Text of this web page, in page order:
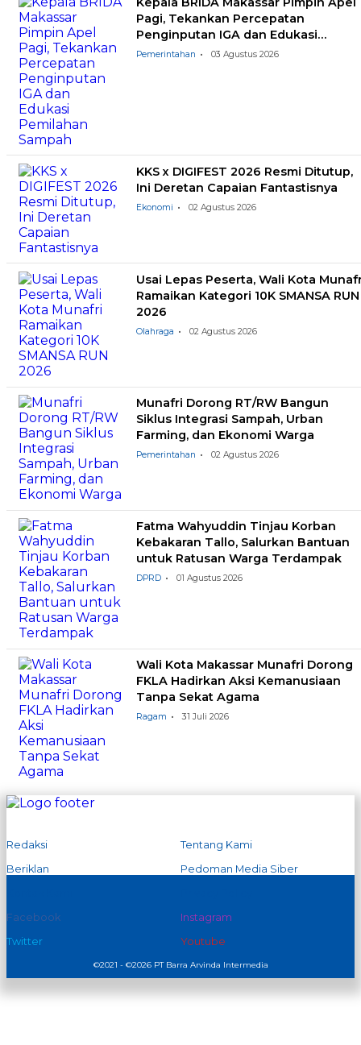
Pagi, Tekankan Percepatan
Penginputan IGA dan Edukasi
Pemilahan Sampah
Pemerintahan 03 Agustus 2026
KKS x DIGIFEST 2026 Resmi Ditutup,
Ini Deretan Capaian Fantastisnya
Ekonomi 02 Agustus 2026
Usai Lepas Peserta, Wali Kota
Ramaikan Kategori 10K SMANSA RUN
2026
Olahraga 02 Agustus 2026
Munafri Dorong RT/RW Bangun
Siklus Integrasi Sampah, Urban
Farming, dan Ekonomi Warga
Pemerintahan 02 Agustus 2026
Fatma Wahyuddin Tinjau Korban
Kebakaran Tallo, Salurkan Bantuan
untuk Ratusan Warga Terdampak
DPRD 01 Agustus 2026
Wali Kota Makassar Munafri Dorong
FKLA Hadirkan Aksi Kemanusiaan
Tanpa Sekat Agama
Ragam 31 Juli 2026
Redaksi
Tentang Kami
Beriklan
Pedoman Media Siber
Facebook
Instagram
Twitter
Youtube
©2021 - ©2026 PT Barra Arvinda Intermedia